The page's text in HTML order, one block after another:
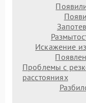
Искажение
Проблемы с
расстояниях